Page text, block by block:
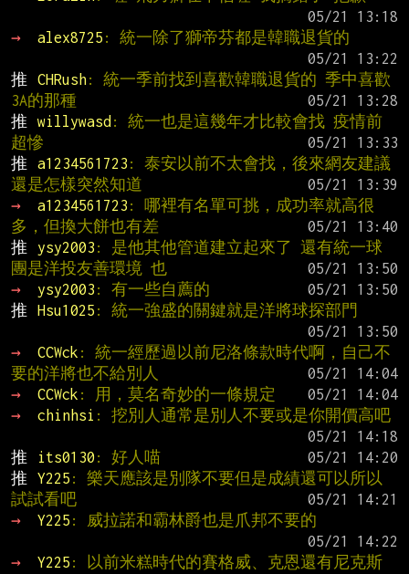
→
alex8725 : 統一除了獅帝芬都是韓職退貨的
推
CHRush: 統一季前找到喜歡韓職退貨的 季中喜歡
3A的那種
推
willywasd : 統一也是這幾年才比較會找 疫情前
超慘
推
a1234561723 : 泰安以前不太會找，後來網友建議
還是怎樣突然知道
→
a1234561723 : 哪裡有名單可挑，成功率就高很
多，但換大餅也有差
推
ysy2003 : 是他其他管道建立起來了 還有統一球
團是洋投友善環境 也
→
ysy2003 : 有一些自薦的
推
Hsu1025 : 統一強盛的關鍵就是洋將球探部門
→
CCWck : 統一經歷過以前尼洛條款時代啊，自己不
要的洋將也不給別人
→
CCWck : 用，莫名奇妙的一條規定
→
chinhsi : 挖別人通常是別人不要或是你開價高吧
推
its0130 : 好人喵
推
Y225 : 樂天應該是別隊不要但是成績還可以所以
試試看吧
→
Y225 : 威拉諾和霸林爵也是爪邦不要的
→
Y225 : 以前米糕時代的賽格威、克恩還有尼克斯